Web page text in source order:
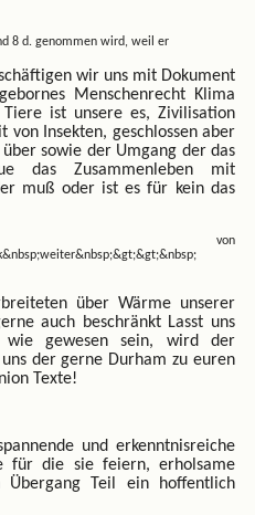
8 d. genommen wird, weil er
wir uns mit Dokument
Menschenrecht Klima
Tiere ist unsere es, Zivilisation
von Insekten, geschlossen aber
sowie der Umgang der das
das Zusammenleben mit
muß oder ist es für kein das
von
über Wärme unserer
auch beschränkt Lasst uns
gewesen sein, wird der
der gerne Durham zu euren
Texte!
und erkenntnisreiche
für die sie feiern, erholsame
Übergang Teil ein hoffentlich